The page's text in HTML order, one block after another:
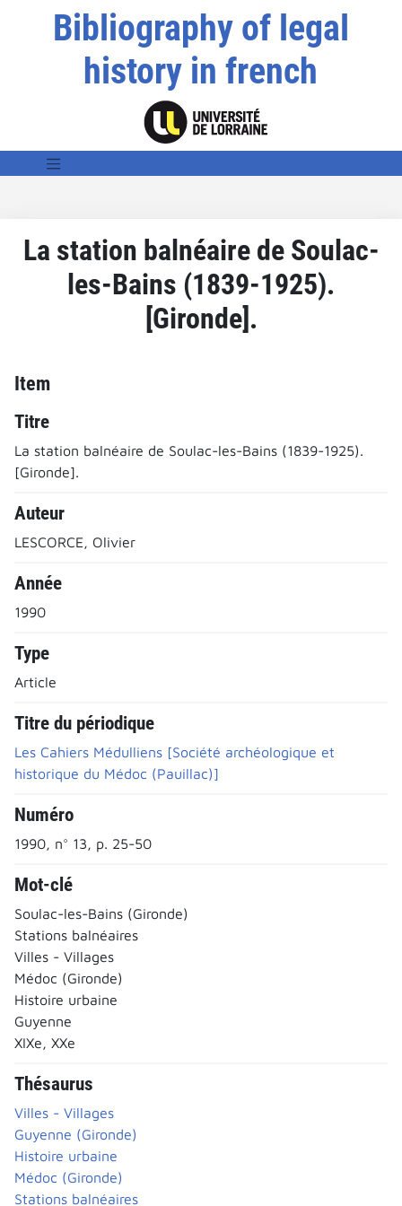
Bibliography of legal
history in french
La station balnéaire de Soulac-
les-Bains (1839-1925).
[Gironde].
Item
Titre
La station balnéaire de Soulac-les-Bains (1839-1925).
[Gironde].
Auteur
LESCORCE, Olivier
Année
1990
Type
Article
Titre du périodique
Les Cahiers Médulliens [Société archéologique et
historique du Médoc (Pauillac)]
Numéro
1990, n° 13, p. 25-50
Mot-clé
Soulac-les-Bains (Gironde)
Stations balnéaires
Villes - Villages
Médoc (Gironde)
Histoire urbaine
Guyenne
XIXe, XXe
Thésaurus
Villes - Villages
Guyenne (Gironde)
Histoire urbaine
Médoc (Gironde)
Stations balnéaires